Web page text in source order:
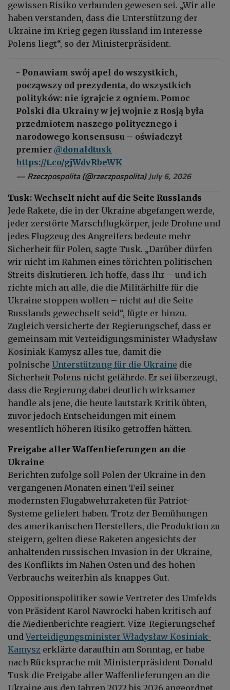
gewissen Risiko verbunden gewesen sei. „Wir alle
haben verstanden, dass die Unterstützung der
Ukraine im Krieg gegen Russland im Interesse
Polens liegt“, so der Ministerpräsident.
- Ponawiam swój apel do wszystkich,
począwszy od prezydenta, do wszystkich
polityków: nie igrajcie z ogniem. Pomoc
Polski dla Ukrainy w jej wojnie z Rosją była
przedmiotem naszego politycznego i
narodowego konsensusu – oświadczył
premier @donaldtusk
https://t.co/gjWdvRbeWK
— Rzeczpospolita (@rzeczpospolita)July 6, 2026
Tusk: Wechselt nicht auf die Seite Russlands
Jede Rakete, die in der Ukraine abgefangen werde,
jeder zerstörte Marschflugkörper, jede Drohne und
jedes Flugzeug des Angreifers bedeute mehr
Sicherheit für Polen, sagte Tusk. „Darüber dürfen
wir nicht im Rahmen eines törichten politischen
Streits diskutieren. Ich hoffe, dass Ihr – und ich
richte mich an alle, die die Militärhilfe für die
Ukraine stoppen wollen – nicht auf die Seite
Russlands gewechselt seid“, fügte er hinzu.
Zugleich versicherte der Regierungschef, dass er
gemeinsam mit Verteidigungsminister Władysław
Kosiniak-Kamysz alles tue, damit die
polnische Unterstützung für die Ukraine die
Sicherheit Polens nicht gefährde. Er sei überzeugt,
dass die Regierung dabei deutlich wirksamer
handle als jene, die heute lautstark Kritik übten,
zuvor jedoch Entscheidungen mit einem
wesentlich höheren Risiko getroffen hätten.
Freigabe aller Waffenlieferungen an die
Ukraine
Berichten zufolge soll Polen der Ukraine in den
vergangenen Monaten einen Teil seiner
modernsten Flugabwehrraketen für Patriot-
Systeme geliefert haben. Trotz der Bemühungen
des amerikanischen Herstellers, die Produktion zu
steigern, gelten diese Raketen angesichts der
anhaltenden russischen Invasion in der Ukraine,
des Konflikts im Nahen Osten und des hohen
Verbrauchs weiterhin als knappes Gut.
Oppositionspolitiker sowie Vertreter des Umfelds
von Präsident Karol Nawrocki haben kritisch auf
die Medienberichte reagiert. Vize-Regierungschef
undVerteidigungsminister Władysław Kosiniak-
Kamysz erklärte daraufhin am Sonntag, er habe
nach Rücksprache mit Ministerpräsident Donald
Tusk die Freigabe aller Waffenlieferungen an die